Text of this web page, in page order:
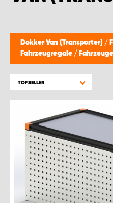
Dokker Van (Transporter) /
Fahrzeugregale /
TOPSELLER